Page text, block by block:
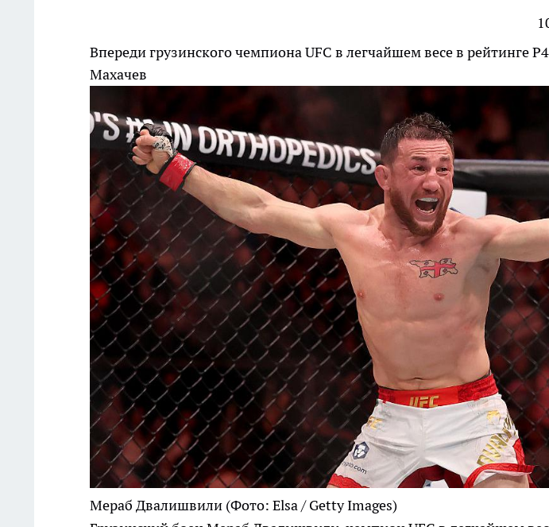
Впереди грузинского чемпиона UFC в легчайшем весе в рейтинге
Махачев
Мераб Двалишвили (Фото: Elsa / Getty Images)